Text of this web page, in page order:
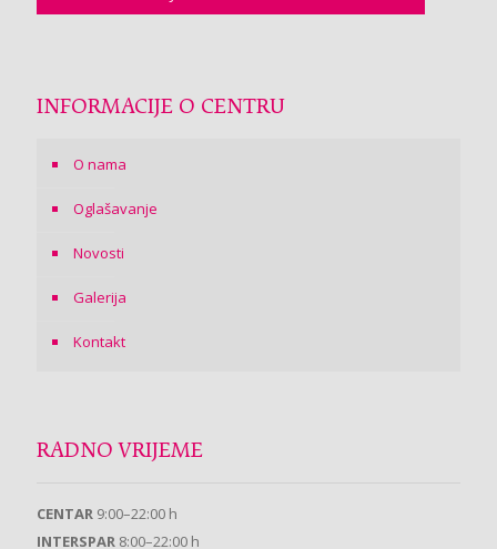
INFORMACIJE O CENTRU
O nama
Oglašavanje
Novosti
Galerija
Kontakt
RADNO VRIJEME
CENTAR 9:00–22:00 h
INTERSPAR 8:00–22:00 h